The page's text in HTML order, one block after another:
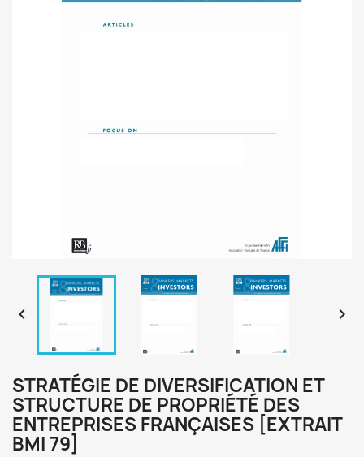
 
STRATÉGIE DE DIVERSIFICATION ET
STRUCTURE DE PROPRIÉTÉ DES
ENTREPRISES FRANÇAISES [EXTRAIT
BMI 79]